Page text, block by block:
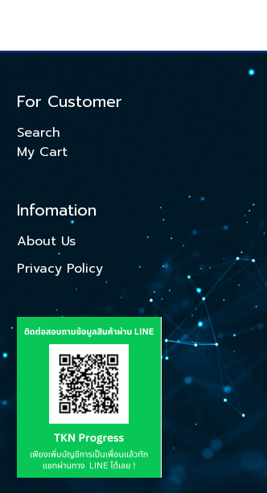
For Customer
Search
My Cart
Infomation
About Us
Privacy Policy